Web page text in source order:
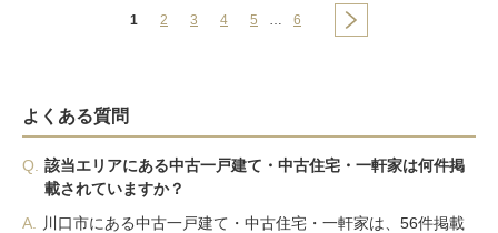
1 2 3 4 5 … 6
よくある質問
Q.
該当エリアにある中古一戸建て・中古住宅・一軒家は何件掲
載されていますか？
A.
川口市にある中古一戸建て・中古住宅・一軒家は、56件掲載